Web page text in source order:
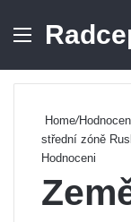
Menu
Home/
střední zóně
Hodnoceni